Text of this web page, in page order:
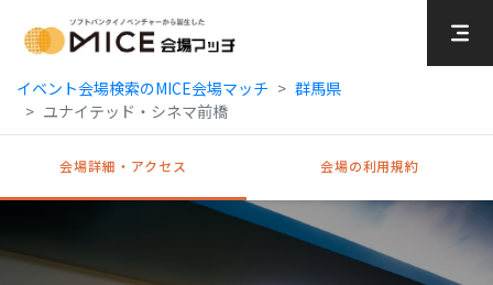
イベント会場検索のMICE会場マッチ
群馬県
ユナイテッド・シネマ前橋
会場詳細・アクセス 会場の利用規約